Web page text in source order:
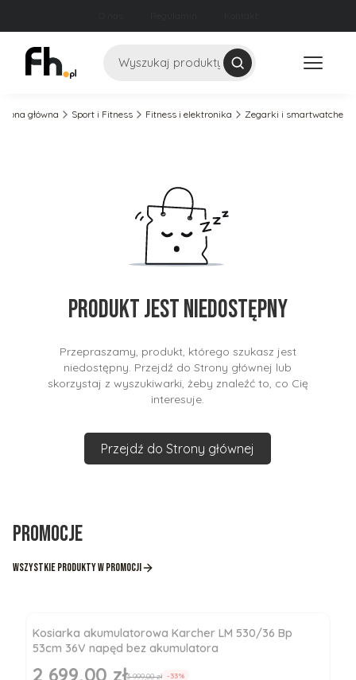
Szukaj
główna Sport i Fitness Fitness i elektronika Zegarki i smartwatche
Produkt jest niedostępny
Przepraszamy, produkt, którego szukasz jest
niedostępny. Przejdź do Strony głównej lub
skorzystaj z wyszukiwarki, żeby znaleźć to, co Cię
interesuje.
Przejdź do Strony głównej
Promocje
Wszystkie produkty w promocji
Kosiarka akumulatorowa Karcher LM 530/36 Bp
53cm 36V napęd bez akumulatora
Cena promocyjna
2 699,00 zł3 999,00 zł -33%